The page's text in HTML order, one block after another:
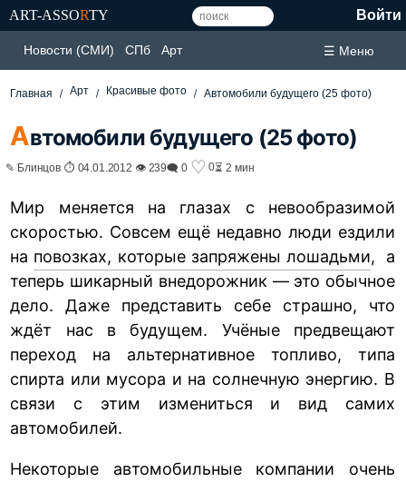
ART-ASSORTY Войти
Новости (СМИ) СПб Арт ☰ Меню
Главная Арт Красивые фото Автомобили будущего (25 фото)
Автомобили будущего (25 фото)
✎ Блинцов ⏱ 04.01.2012 👁 239🗨 0 ♡ 0⏳ 2 мин
Мир меняется на глазах с невообразимой
скоростью. Совсем ещё недавно люди ездили
на повозках, которые запряжены лошадьми, а
теперь шикарный внедорожник — это обычное
дело. Даже представить себе страшно, что
ждёт нас в будущем. Учёные предвещают
переход на альтернативное топливо, типа
спирта или мусора и на солнечную энергию. В
связи с этим измениться и вид самих
автомобилей.
Некоторые автомобильные компании очень